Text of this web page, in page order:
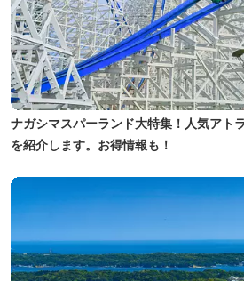
ナガシマスパーランド大特集！人気アト
を紹介します。お得情報も！